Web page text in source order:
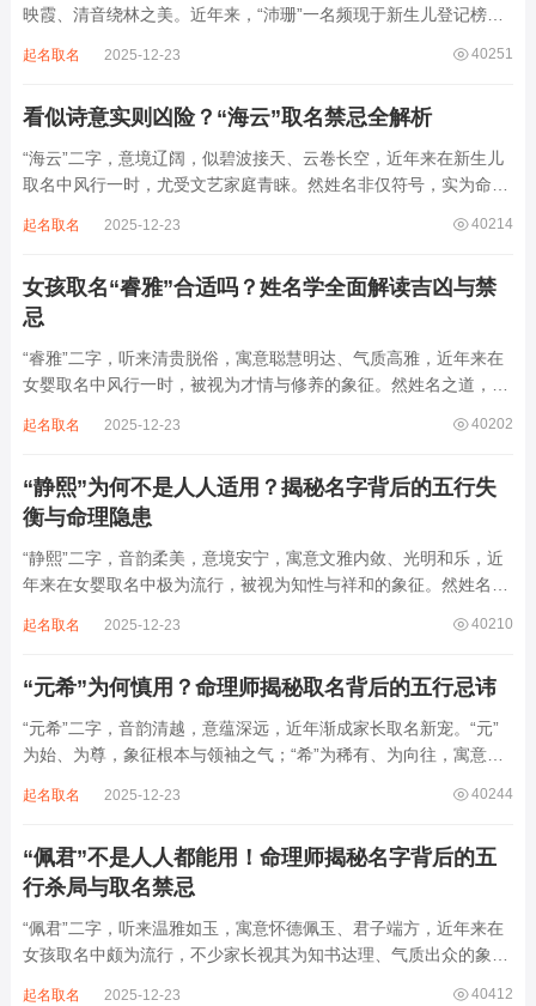
映霞、清音绕林之美。近年来，“沛珊”一名频现于新生儿登记榜
雅符号，实为命理五行流转之枢纽。一字之选，关乎气场平衡。沛
40251
起名取名 2025-12-23
看似诗意实则凶险？“海云”取名禁忌全解析
“海云”二字，意境辽阔，似碧波接天、云卷长空，近年来在新生儿
取名中风行一时，尤受文艺家庭青睐。然姓名非仅符号，实为命局
滔天，木浮无根，阴气过重，易致意志不坚、事业漂泊、健康受
40214
起名取名 2025-12-23
女孩取名“睿雅”合适吗？姓名学全面解读吉凶与禁
忌
“睿雅”二字，听来清贵脱俗，寓意聪慧明达、气质高雅，近年来在
女婴取名中风行一时，被视为才情与修养的象征。然姓名之道，贵
增心力。细察“睿雅”之局，实藏金水成势、火土受制之患，若不顾
40202
起名取名 2025-12-23
“静熙”为何不是人人适用？揭秘名字背后的五行失
衡与命理隐患
“静熙”二字，音韵柔美，意境安宁，寓意文雅内敛、光明和乐，近
年来在女婴取名中极为流行，被视为知性与祥和的象征。然姓名命
象，实藏金水偏寒、火气受制之弊，若不顾八字强弱，盲目套用，
40210
起名取名 2025-12-23
“元希”为何慎用？命理师揭秘取名背后的五行忌讳
“元希”二字，音韵清越，意蕴深远，近年渐成家长取名新宠。“元”
为始、为尊，象征根本与领袖之气；“希”为稀有、为向往，寓意卓
象。然姓名非止文雅，实为命理气场之枢纽。一字之选，关乎运途
40244
起名取名 2025-12-23
“佩君”不是人人都能用！命理师揭秘名字背后的五
行杀局与取名禁忌
“佩君”二字，听来温雅如玉，寓意怀德佩玉、君子端方，近年来在
女孩取名中颇为流行，不少家长视其为知书达理、气质出众的象
40412
起名取名 2025-12-23